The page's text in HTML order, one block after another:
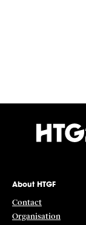
About HTGF
Contact
Organisation